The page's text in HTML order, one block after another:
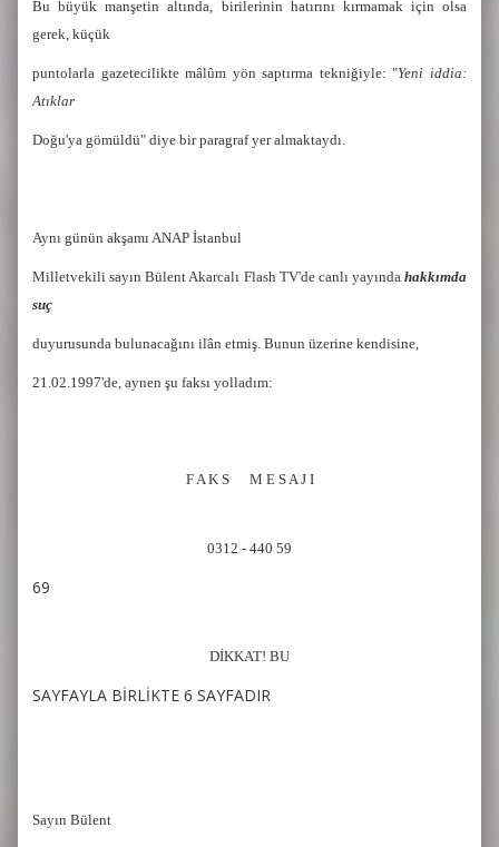
Bu büyük manşetin altında, birilerinin hatırını kırmamak için olsa
gerek, küçük
puntolarla gazetecilikte mâlûm yön saptırma tekniğiyle: "Yeni iddia:
Atıklar
Doğu'ya gömüldü" diye bir paragraf yer almaktaydı.
Aynı günün akşamı ANAP İstanbul
Milletvekili sayın Bülent Akarcalı Flash TV'de canlı yayında hakkımda
suç
duyurusunda bulunacağını ilân etmiş. Bunun üzerine kendisine,
21.02.1997'de, aynen şu faksı yolladım:
F A K S M E S A J I
0312 - 440 59
69
DİKKAT! BU
SAYFAYLA BİRLİKTE 6 SAYFADIR
Sayın Bülent